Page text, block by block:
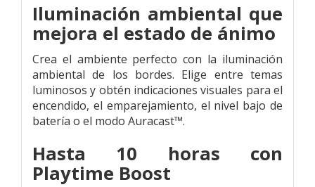
Iluminación ambiental que
mejora el estado de ánimo
Crea el ambiente perfecto con la iluminación
ambiental de los bordes. Elige entre temas
luminosos y obtén indicaciones visuales para el
encendido, el emparejamiento, el nivel bajo de
batería o el modo Auracast™.
Hasta 10 horas con
Playtime Boost